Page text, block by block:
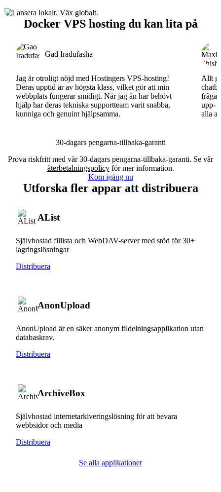
Docker VPS hosting du kan lita på
Gad Iradufasha
Jag är otroligt nöjd med Hostingers VPS-hosting!
Deras upptid är av högsta klass, vilket gör att min
webbplats fungerar smidigt. När jag än har behövt
hjälp har deras tekniska supportteam varit snabba,
kunniga och genuint hjälpsamma.
Allt
fråga.
upp-
alla
30-dagars pengarna-tillbaka-garanti
Prova riskfritt med vår 30-dagars pengarna-tillbaka-garanti. Se vår
återbetalningspolicyför mer information.
Kom igång nu
Utforska fler appar att distribuera
AList
Självhostad fillista och WebDAV-server med stöd för 30+
lagringslösningar
Distribuera
AnonUpload
AnonUpload är en säker anonym fildelningsapplikation utan
databaskrav.
Distribuera
ArchiveBox
Självhostad internetarkiveringslösning för att bevara
webbsidor och media
Distribuera
Se alla applikationer